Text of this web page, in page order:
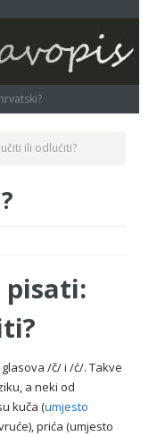
ili odlućiti?
pisati:
/č/ i /ć/. Takve
a neki od
kuča (umjesto
prića (umjesto